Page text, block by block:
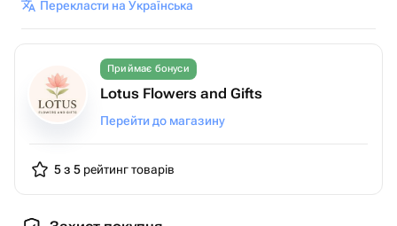
Перекласти на Українська
Приймає бонуси
Lotus Flowers and Gifts
Перейти до магазину
5 з 5 рейтинг товарів